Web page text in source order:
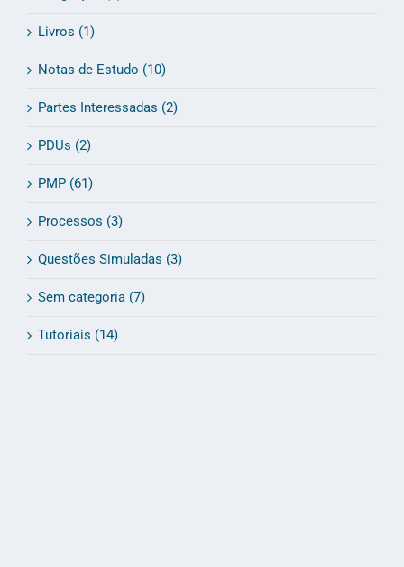
Livros (1)
Notas de Estudo (10)
Partes Interessadas (2)
PDUs (2)
PMP (61)
Processos (3)
Questões Simuladas (3)
Sem categoria (7)
Tutoriais (14)